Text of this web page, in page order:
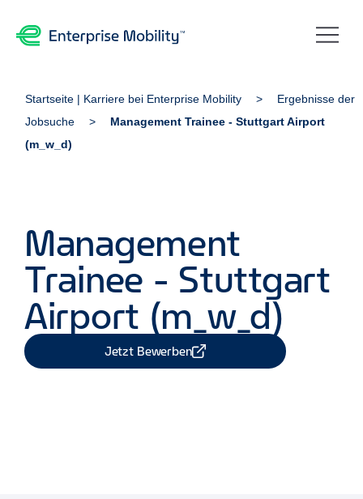
Startseite | Karriere bei Enterprise Mobility
Ergebnisse der
Jobsuche
Management Trainee - Stuttgart Airport
(m_w_d)
Management
Trainee - Stuttgart
Airport (m_w_d)
Jetzt Bewerben